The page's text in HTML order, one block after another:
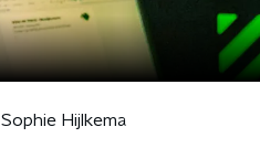
Sophie Hijlkema